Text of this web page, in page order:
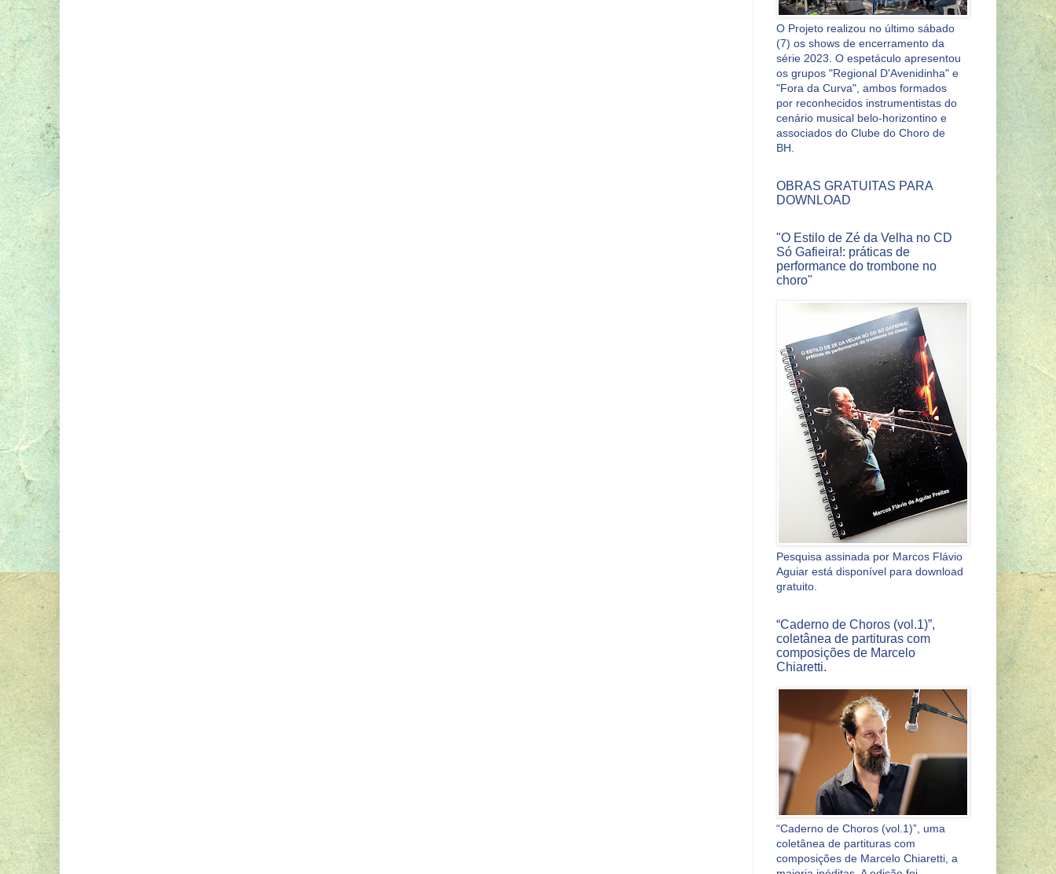
O Projeto realizou no último sábado
(7) os shows de encerramento da
série 2023. O espetáculo apresentou
os grupos "Regional D'Avenidinha" e
"Fora da Curva", ambos formados
por reconhecidos instrumentistas do
cenário musical belo-horizontino e
associados do Clube do Choro de
BH.
OBRAS GRATUITAS PARA
DOWNLOAD
"O Estilo de Zé da Velha no CD
Só Gafieira!: práticas de
performance do trombone no
choro"
Pesquisa assinada por Marcos Flávio
Aguiar está disponível para download
gratuito.
“Caderno de Choros (vol.1)”,
coletânea de partituras com
composições de Marcelo
Chiaretti.
“Caderno de Choros (vol.1)”, uma
coletânea de partituras com
composições de Marcelo Chiaretti, a